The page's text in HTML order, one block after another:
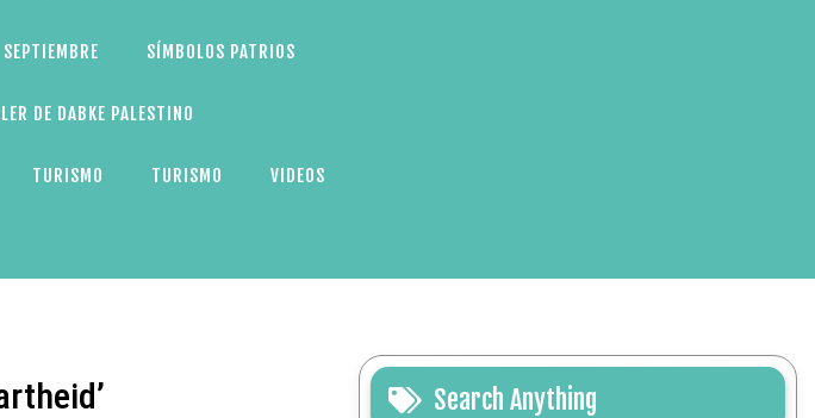
SEPTIEMBRE SÍMBOLOS PATRIOS
DE DABKE PALESTINO
TURISMO TURISMO VIDEOS
Search Anything